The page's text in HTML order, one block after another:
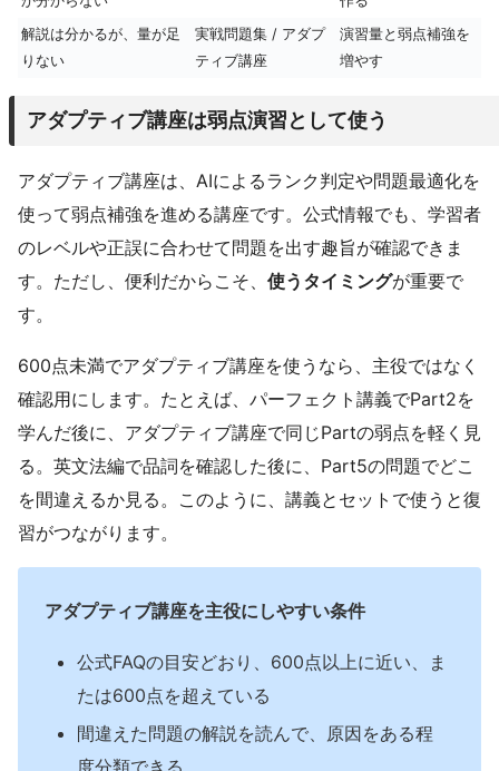
解説は分かるが、量が足
りない
実戦問題集 / アダプ
ティブ講座
演習量と弱点補強を
増やす
アダプティブ講座は弱点演習として使う
アダプティブ講座は、AIによるランク判定や問題最適化を
使って弱点補強を進める講座です。公式情報でも、学習者
のレベルや正誤に合わせて問題を出す趣旨が確認できま
す。ただし、便利だからこそ、 使うタイミングが重要で
す。
600点未満でアダプティブ講座を使うなら、主役ではなく
確認用にします。たとえば、パーフェクト講義でPart2を
学んだ後に、アダプティブ講座で同じPartの弱点を軽く見
る。英文法編で品詞を確認した後に、Part5の問題でどこ
を間違えるか見る。このように、講義とセットで使うと復
習がつながります。
アダプティブ講座を主役にしやすい条件
公式FAQの目安どおり、600点以上に近い、ま
たは600点を超えている
間違えた問題の解説を読んで、原因をある程
度分類できる